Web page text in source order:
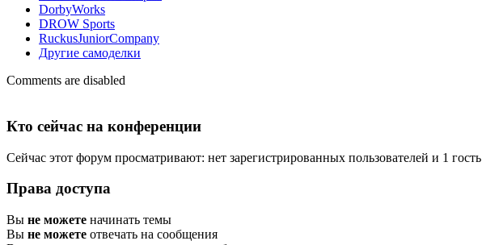
DorbyWorks
DROW Sports
RuckusJuniorCompany
Другие самоделки
Comments are disabled
Кто сейчас на конференции
Сейчас этот форум просматривают: нет зарегистрированных пользователей и 1 гость
Права доступа
Вы не можете начинать темы
Вы не можете отвечать на сообщения